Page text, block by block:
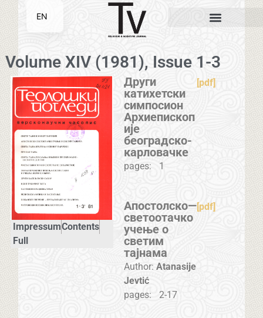
Volume XIV (1981), Issue 1-3
ImpressumContents
Full
Други
катихетски
симпосион
Архиепископ
ије
београдско-
карловачке
[pdf]
pages: 1
Апостолско—
светоотачко
учење о
светим
тајнама
[pdf]
Author: Atanasije
Jevtić
pages:
2-17
EN
SR